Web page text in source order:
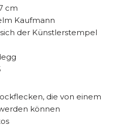
cm
Kaufmann
der Künstlerstempel
die von einem
können